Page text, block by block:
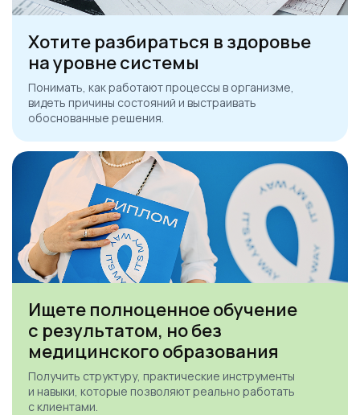
Хотите разбираться в здоровье
на уровне системы
Понимать, как работают процессы в организме,
видеть причины состояний и выстраивать
обоснованные решения.
Ищете полноценное обучение
с результатом, но без
медицинского образования
Получить структуру, практические инструменты
и навыки, которые позволяют реально работать
с клиентами.